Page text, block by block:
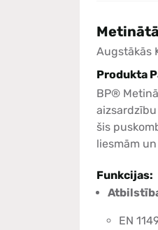
Augstākās
Produkta
BP®
šis
liesmām
Funkcijas:
EN